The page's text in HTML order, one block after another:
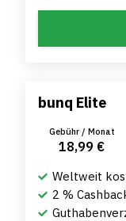
bunq Elite
Gebühr / Monat
18,99 €
Weltweit
2 %